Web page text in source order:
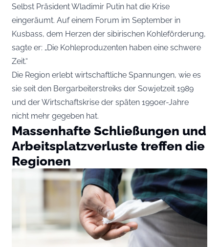
Selbst Präsident Wladimir Putin hat die Krise
eingeräumt. Auf einem Forum im September in
Kusbass, dem Herzen der sibirischen Kohleförderung,
sagte er: „Die Kohleproduzenten haben eine schwere
Zeit.“
Die Region erlebt wirtschaftliche Spannungen, wie es
sie seit den Bergarbeiterstreiks der Sowjetzeit 1989
und der Wirtschaftskrise der späten 1990er-Jahre
nicht mehr gegeben hat.
Massenhafte Schließungen und
Arbeitsplatzverluste treffen die
Regionen